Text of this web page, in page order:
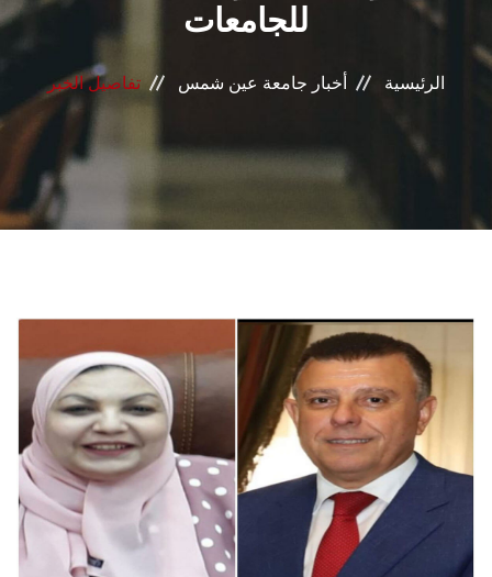
الرعاية الصحية
المراكز والوحدات
الأنظمة الذكية
الإعلام
الطلاب
هيئة التدريس
الدراسات العليا
الخريجين
الموظفون
للجامعات
الرئيسية أخبار جامعة عين شمس تفاصيل الخبر